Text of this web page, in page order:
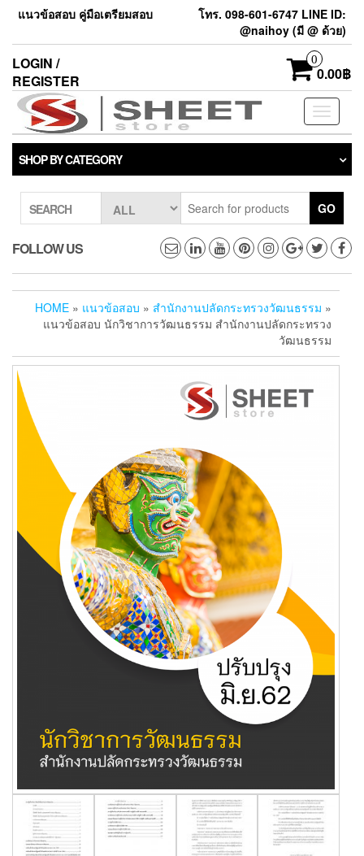
แนวข้อสอบ คู่มือเตรียมสอบ
โทร. 098-601-6747 LINE ID:
@naihoy (มี @ ด้วย)
LOGIN /
REGISTER
0
0.00฿
Toggle
SHOP BY CATEGORY
SEARCH GO
FOLLOW US
HOME » แนวข้อสอบ » สำนักงานปลัดกระทรวงวัฒนธรรม »
แนวข้อสอบ นักวิชาการวัฒนธรรม สำนักงานปลัดกระทรวง
วัฒนธรรม